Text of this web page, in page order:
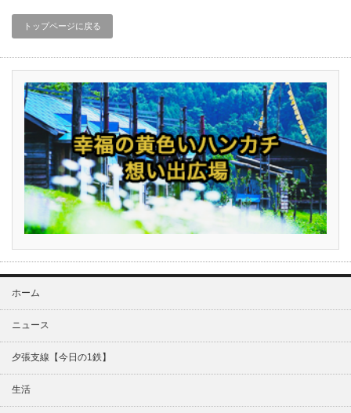
トップページに戻る
ホーム
ニュース
夕張支線【今日の1鉄】
生活